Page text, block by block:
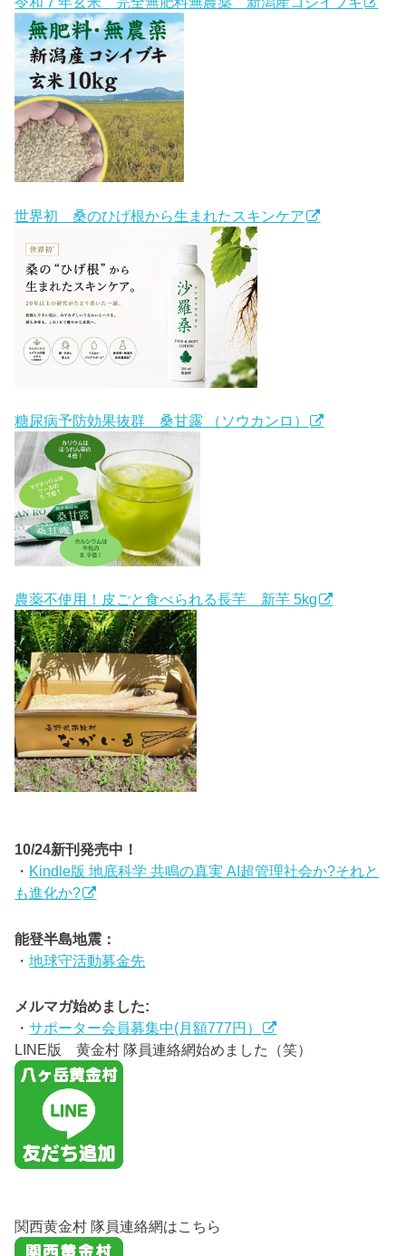
世界初 桑のひげ根から生まれたスキンケア
糖尿病予防効果抜群 桑甘露 （ソウカンロ）
農薬不使用！皮ごと食べられる長芋 新芋 5kg
10/24新刊発売中！
・ Kindle版 地底科学 共鳴の真実 AI超管理社会か?それと
も進化か?
能登半島地震：
・地球守活動募金先
メルマガ始めました:
・サポーター会員募集中(月額777円）
LINE版 黄金村 隊員連絡網始めました（笑）
関西黄金村 隊員連絡網はこちら